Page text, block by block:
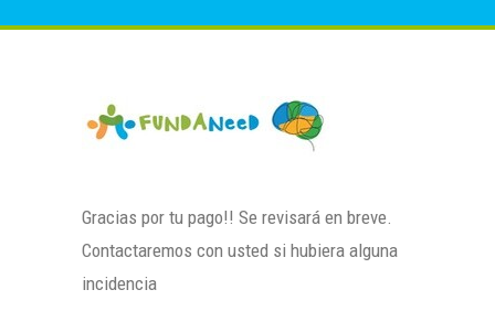
Gracias por tu pago!! Se revisará en breve.
Contactaremos con usted si hubiera alguna
incidencia